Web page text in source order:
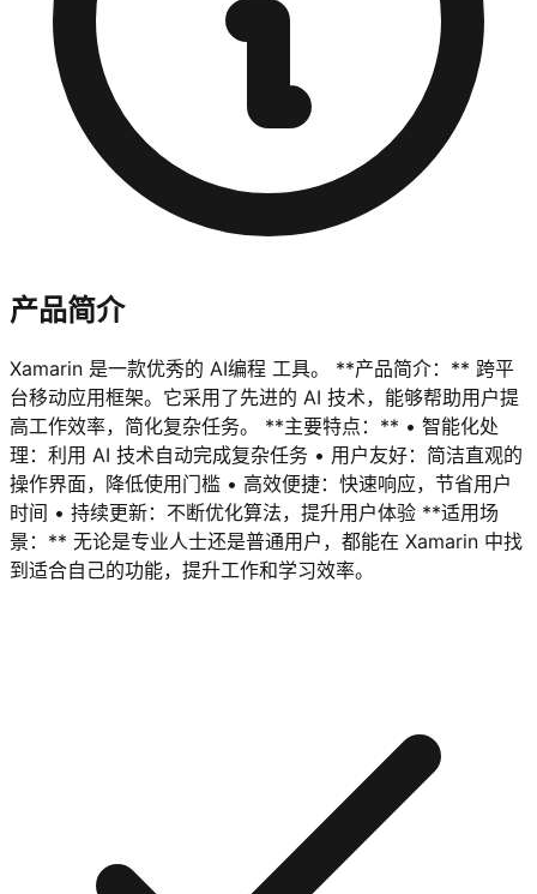
产品简介
Xamarin 是一款优秀的 AI编程 工具。 **产品简介：** 跨平
台移动应用框架。它采用了先进的 AI 技术，能够帮助用户提
高工作效率，简化复杂任务。 **主要特点：** • 智能化处
理：利用 AI 技术自动完成复杂任务 • 用户友好：简洁直观的
操作界面，降低使用门槛 • 高效便捷：快速响应，节省用户
时间 • 持续更新：不断优化算法，提升用户体验 **适用场
景：** 无论是专业人士还是普通用户，都能在 Xamarin 中找
到适合自己的功能，提升工作和学习效率。